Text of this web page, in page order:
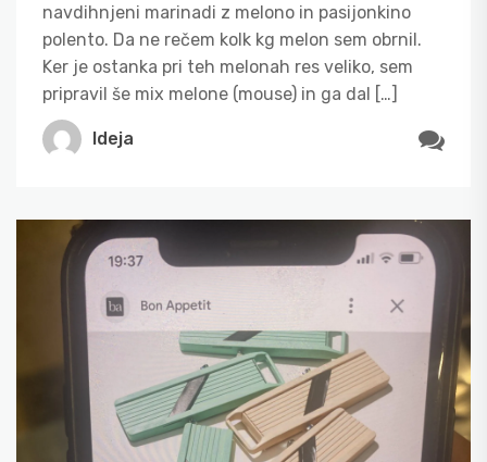
navdihnjeni marinadi z melono in pasijonkino
polento. Da ne rečem kolk kg melon sem obrnil.
Ker je ostanka pri teh melonah res veliko, sem
pripravil še mix melone (mouse) in ga dal […]
Ideja